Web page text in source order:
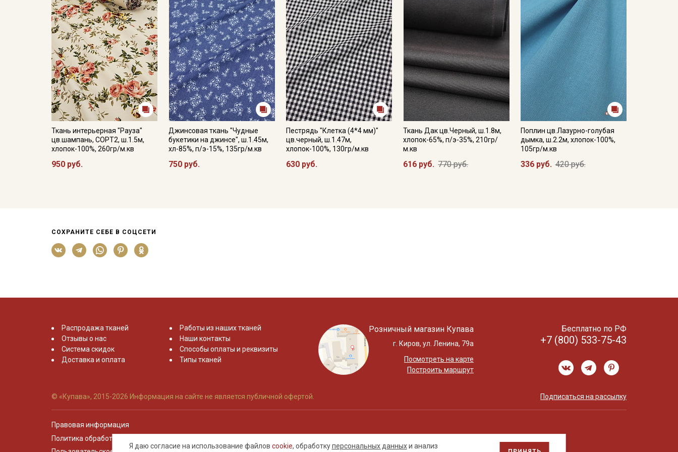
Ткань интерьерная "Рауза"
цв.шампань, СОРТ2, ш.1.5м,
хлопок-100%, 260гр/м.кв
950 руб.
Джинсовая ткань "Чудные
букетики на джинсе", ш.1.45м,
хл-85%, п/э-15%, 135гр/м.кв
750 руб.
Пестрядь "Клетка (4*4 мм)"
цв.черный, ш.1.47м,
хлопок-100%, 130гр/м.кв
630 руб.
Ткань Дак цв.Черный, ш.1.8м,
хлопок-65%, п/э-35%, 210гр/
м.кв
616 руб. 770 руб.
Поплин цв.Лазурно-голубая
дымка, ш.2.2м, хлопок-100%,
105гр/м.кв
336 руб. 420 руб.
СОХРАНИТЕ СЕБЕ В СОЦСЕТИ
Я даю согласие на использование файлов cookie, обработкуперсональных данныхи анализ
Распродажа тканей
Отзывы о нас
Система скидок
Доставка и оплата
Работы из наших тканей
Наши контакты
Способы оплаты и реквизиты
Типы тканей
Розничный магазин Купава
г. Киров, ул. Ленина, 79а
Посмотреть на карте
Построить маршрут
Бесплатно по РФ
+7 (800) 533-75-43
© «Купава», 2015-2026 Информация на сайте не является публичной офертой. Подписаться на рассылку
Правовая информация
Политика обработки персональных данных